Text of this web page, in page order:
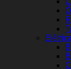
Elétrica